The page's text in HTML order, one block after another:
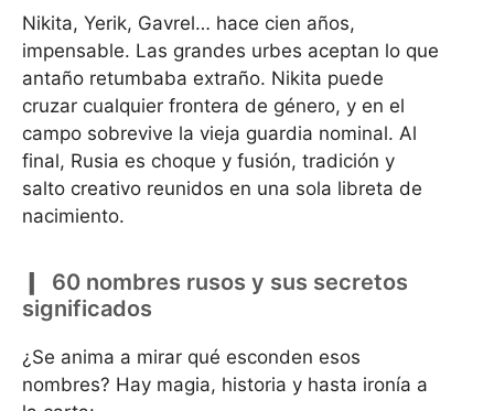
Nikita, Yerik, Gavrel… hace cien años,
impensable. Las grandes urbes aceptan lo que
antaño retumbaba extraño. Nikita puede
cruzar cualquier frontera de género, y en el
campo sobrevive la vieja guardia nominal. Al
final, Rusia es choque y fusión, tradición y
salto creativo reunidos en una sola libreta de
nacimiento.
60 nombres rusos y sus secretos
significados
¿Se anima a mirar qué esconden esos
nombres? Hay magia, historia y hasta ironía a